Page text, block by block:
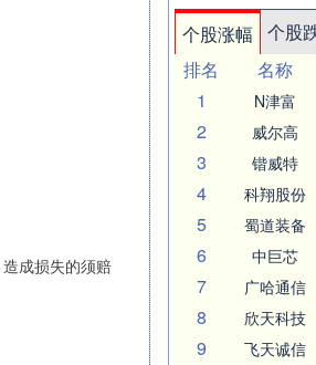
成损失的须赔
个股涨幅 个股
排名
名称
1
N津富
2 威尔高
3 锴威特
4 科翔股份
5 蜀道装备
6 中巨芯
7 广哈通信
8 欣天科技
9 飞天诚信